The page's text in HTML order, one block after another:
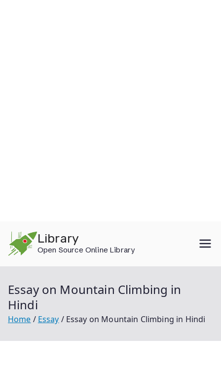
content
Library
Open Source Online Library
Essay on Mountain Climbing in
Hindi
Home Essay Essay on Mountain Climbing in Hindi